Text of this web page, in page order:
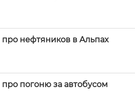
нефтяников в Альпах
погоню за автобусом